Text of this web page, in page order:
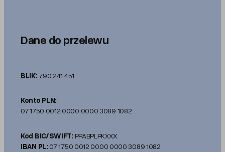
Dane do przelewu
BLIK: 790 241 451
Konto PLN:
07 1750 0012 0000 0000 3089 1082
Kod BIC/SWIFT: PPABPLPKXXX
IBAN PL: 07 1750 0012 0000 0000 3089 1082